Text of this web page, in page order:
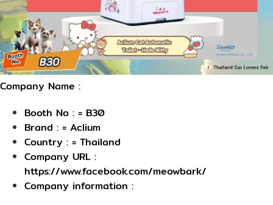
Company Name :
Booth No : = B30
Brand : = Aclium
Country : = Thailand
Company URL :
https://www.facebook.com/meowbark/
Company information :